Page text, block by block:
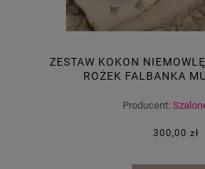
ZESTAW KOKON
ROŻEK FALBANKA
Producent:
300,00 zł